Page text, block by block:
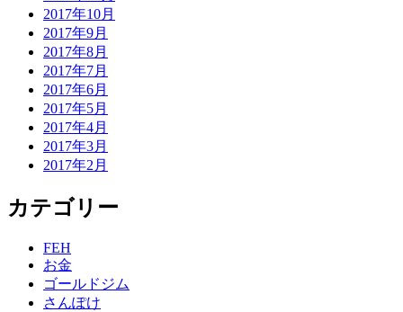
2017年10月
2017年9月
2017年8月
2017年7月
2017年6月
2017年5月
2017年4月
2017年3月
2017年2月
カテゴリー
FEH
お金
ゴールドジム
さんぽけ